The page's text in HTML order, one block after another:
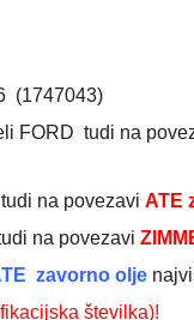
(1747043)
FORD tudi na
na povezavi ATE
na povezavi
zavorno olje
številka)!